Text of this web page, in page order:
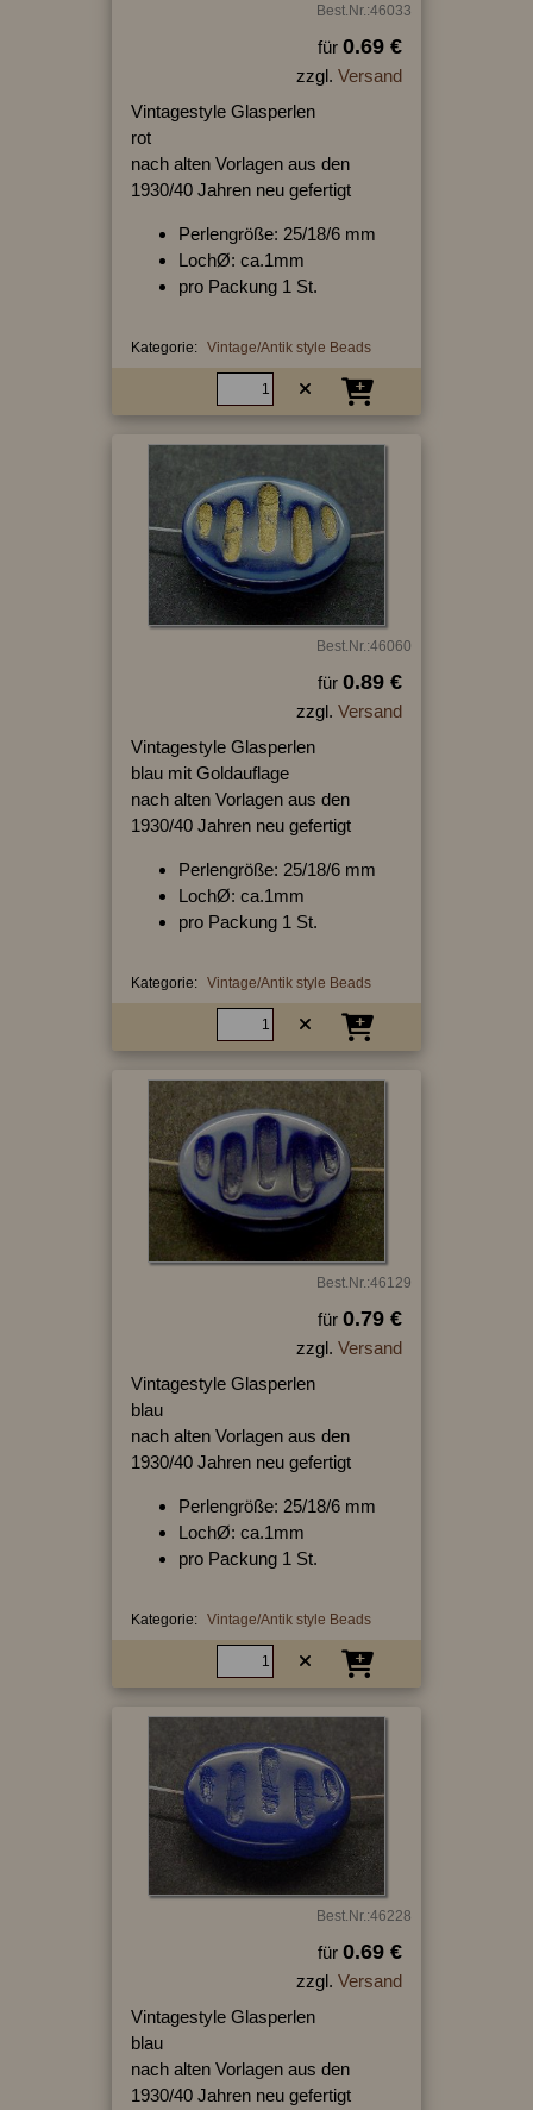
Best.Nr.:46033
für 0.69 €
zzgl. Versand
Vintagestyle Glasperlen
rot
nach alten Vorlagen aus den
1930/40 Jahren neu gefertigt
Perlengröße: 25/18/6 mm
LochØ: ca.1mm
pro Packung 1 St.
Kategorie: Vintage/Antik style Beads
Best.Nr.:46060
für 0.89 €
zzgl. Versand
Vintagestyle Glasperlen
blau mit Goldauflage
nach alten Vorlagen aus den
1930/40 Jahren neu gefertigt
Perlengröße: 25/18/6 mm
LochØ: ca.1mm
pro Packung 1 St.
Kategorie: Vintage/Antik style Beads
Best.Nr.:46129
für 0.79 €
zzgl. Versand
Vintagestyle Glasperlen
blau
nach alten Vorlagen aus den
1930/40 Jahren neu gefertigt
Perlengröße: 25/18/6 mm
LochØ: ca.1mm
pro Packung 1 St.
Kategorie: Vintage/Antik style Beads
Best.Nr.:46228
für 0.69 €
zzgl. Versand
Vintagestyle Glasperlen
blau
nach alten Vorlagen aus den
1930/40 Jahren neu gefertigt